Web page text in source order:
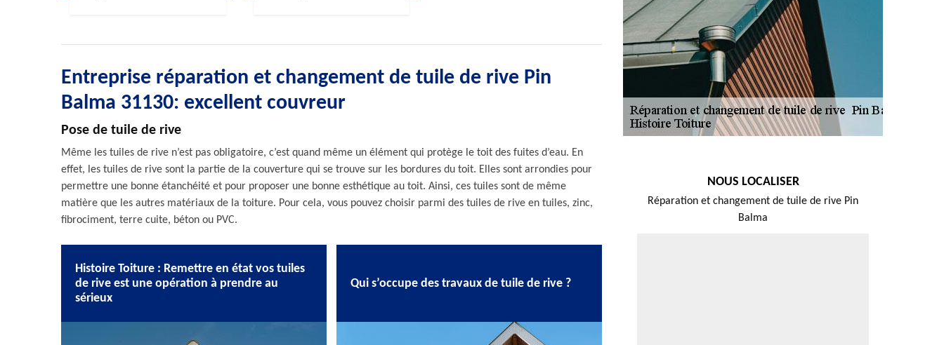
Entreprise réparation et changement de tuile de rive Pin
Balma 31130: excellent couvreur
Pose de tuile de rive
Même les tuiles de rive n’est pas obligatoire, c’est quand même un élément qui protège le toit des fuites d’eau. En
effet, les tuiles de rive sont la partie de la couverture qui se trouve sur les bordures du toit. Elles sont arrondies pour
permettre une bonne étanchéité et pour proposer une bonne esthétique au toit. Ainsi, ces tuiles sont de même
matière que les autres matériaux de la toiture. Pour cela, vous pouvez choisir parmi des tuiles de rive en tuiles, zinc,
fibrociment, terre cuite, béton ou PVC.
Histoire Toiture : Remettre en état vos tuiles
de rive est une opération à prendre au
sérieux
Qui s’occupe des travaux de tuile de rive ?
NOUS LOCALISER
Réparation et changement de tuile de rive Pin
Balma